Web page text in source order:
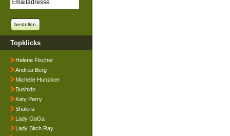
Topklicks
Helene Fischer
Andrea Berg
Michelle Hunziker
Bushido
Katy Perry
Shakira
Lady GaGa
Lady Bitch Ray